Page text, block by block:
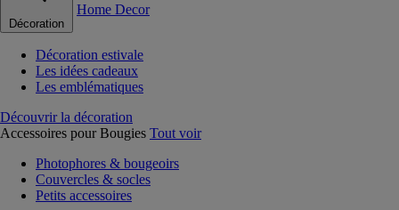
Décoration
Home Decor
Décoration estivale
Les idées cadeaux
Les emblématiques
Découvrir la décoration
Accessoires pour Bougies Tout voir
Photophores & bougeoirs
Couvercles & socles
Petits accessoires